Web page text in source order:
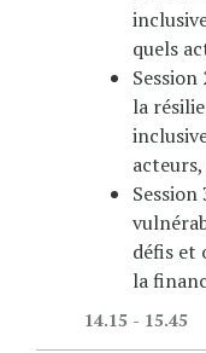
quels
la
défis et
la
14.15 - 15.45